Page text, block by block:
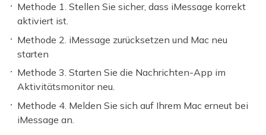
Methode 1. Stellen Sie sicher, dass iMessage korrekt
aktiviert ist.
Methode 2. iMessage zurücksetzen und Mac neu
starten
Methode 3. Starten Sie die Nachrichten-App im
Aktivitätsmonitor neu.
Methode 4. Melden Sie sich auf Ihrem Mac erneut bei
iMessage an.